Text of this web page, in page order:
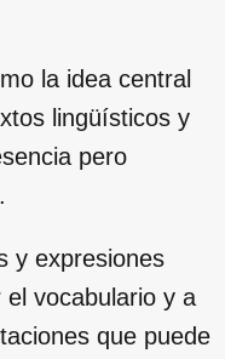
la idea central
lingüísticos y
pero
y expresiones
vocabulario y a
que puede